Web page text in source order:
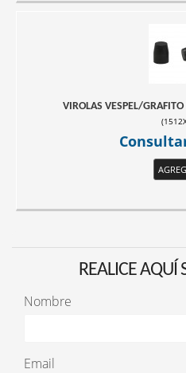
VIROLAS VESPEL/
(
REALICE AQUÍ
Nombre
Email